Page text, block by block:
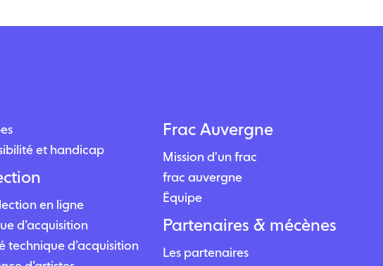
et handicap
en ligne
d’acquisition
technique d’acquisition
Frac Auvergne
Mission d'un frac
frac auvergne
Équipe
Partenaires & mécènes
Les partenaires